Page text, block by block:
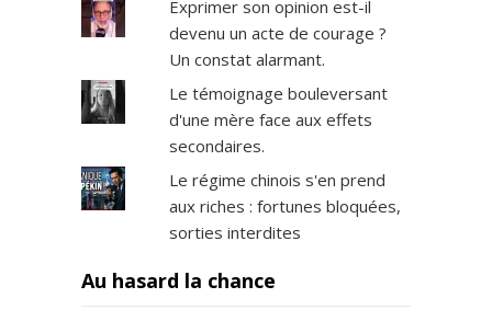
Exprimer son opinion est-il
devenu un acte de courage ?
Un constat alarmant.
Le témoignage bouleversant
d'une mère face aux effets
secondaires.
Le régime chinois s'en prend
aux riches : fortunes bloquées,
sorties interdites
Au hasard la chance